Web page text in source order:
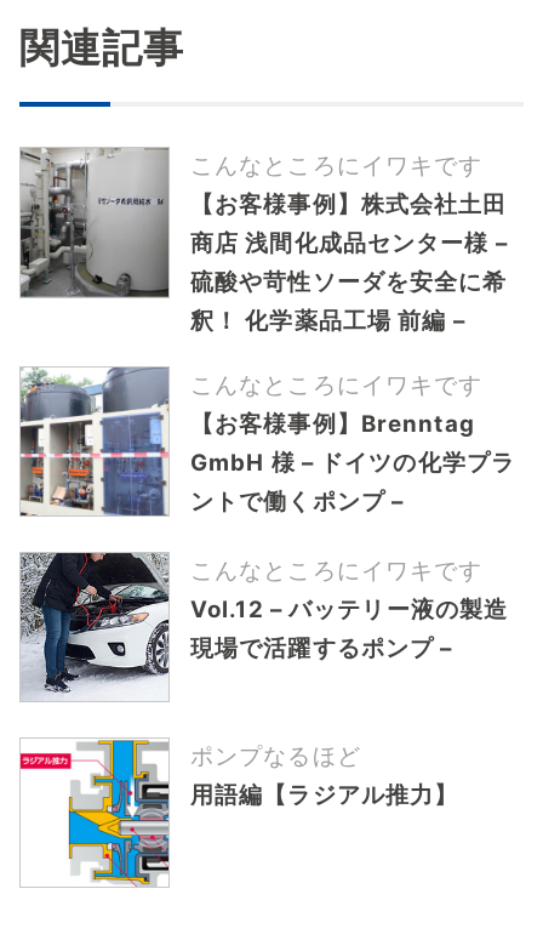
関連記事
こんなところにイワキです
【お客様事例】株式会社土田
商店 浅間化成品センター様 –
硫酸や苛性ソーダを安全に希
釈！ 化学薬品工場 前編 –
こんなところにイワキです
【お客様事例】Brenntag
GmbH 様 – ドイツの化学プラ
ントで働くポンプ –
こんなところにイワキです
Vol.12 – バッテリー液の製造
現場で活躍するポンプ –
ポンプなるほど
用語編【ラジアル推力】